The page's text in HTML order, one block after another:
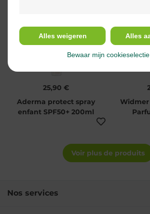
25,90 €
Aderma protect spray
enfant SPF50+ 200ml
Widmer
Voir plus de produits
Nos services
Alles weigeren Alles
Bewaar mijn cookieselectie